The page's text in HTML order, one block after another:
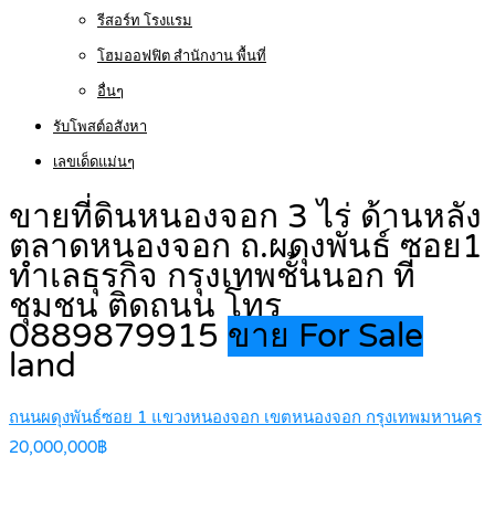
รีสอร์ท โรงแรม
โฮมออฟฟิต สำนักงาน พื้นที่
อื่นๆ
รับโพสต์อสังหา
เลขเด็ดแม่นๆ
ขายที่ดินหนองจอก 3 ไร่ ด้านหลัง
ตลาดหนองจอก ถ.ผดุงพันธ์ ซอย1
ทำเลธุรกิจ กรุงเทพชั้นนอก ที่
ชุมชน ติดถนน โทร
0889879915 ขาย For Sale
land
ถนนผดุงพันธ์ซอย 1 แขวงหนองจอก เขตหนองจอก กรุงเทพมหานคร
20,000,000฿